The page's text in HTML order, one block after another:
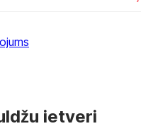
ietveri